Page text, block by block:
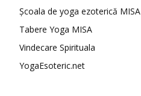
Școala de yoga ezoterică MISA
Tabere Yoga MISA
Vindecare Spirituala
YogaEsoteric.net